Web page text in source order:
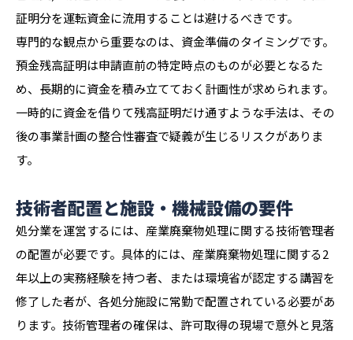
証明分を運転資金に流用することは避けるべきです。
専門的な観点から重要なのは、資金準備のタイミングです。
預金残高証明は申請直前の特定時点のものが必要となるた
め、長期的に資金を積み立てておく計画性が求められます。
一時的に資金を借りて残高証明だけ通すような手法は、その
後の事業計画の整合性審査で疑義が生じるリスクがありま
す。
技術者配置と施設・機械設備の要件
処分業を運営するには、産業廃棄物処理に関する技術管理者
の配置が必要です。具体的には、産業廃棄物処理に関する2
年以上の実務経験を持つ者、または環境省が認定する講習を
修了した者が、各処分施設に常勤で配置されている必要があ
ります。技術管理者の確保は、許可取得の現場で意外と見落